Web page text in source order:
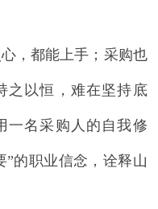
，都能上手；采购也
之以恒，难在坚持底
一名采购人的自我修
”的职业信念 ，诠释山